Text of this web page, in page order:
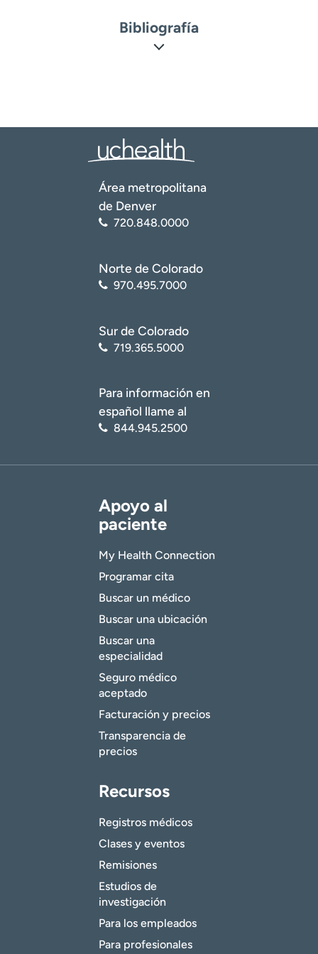
Bibliografía
Instituto Nacional de Artritis y Enfermedades
Musculoesqueléticas y de la Piel (NIAMS, por sus siglas en
https://www.niams.nih.gov/health-
topics/hip-replacement-surgery
MedlinePlus: Biblioteca Nacional de Medicina. Cirugía de
https://medlineplus.gov/hipreplacement.html
Área metropolitana
de Denver
720.848.0000
Norte de Colorado
970.495.7000
Sur de Colorado
719.365.5000
Para información en
español llame al
844.945.2500
Apoyo al
paciente
My Health Connection
Programar cita
Buscar un médico
Buscar una ubicación
Buscar una
especialidad
Seguro médico
aceptado
Facturación y precios
Transparencia de
precios
Recursos
Registros médicos
Clases y eventos
Remisiones
Estudios de
investigación
Para los empleados
Para profesionales